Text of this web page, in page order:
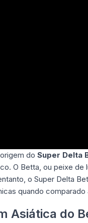
do Super Delta
O Betta, ou peixe
o Super Delta
quando
Asiática do